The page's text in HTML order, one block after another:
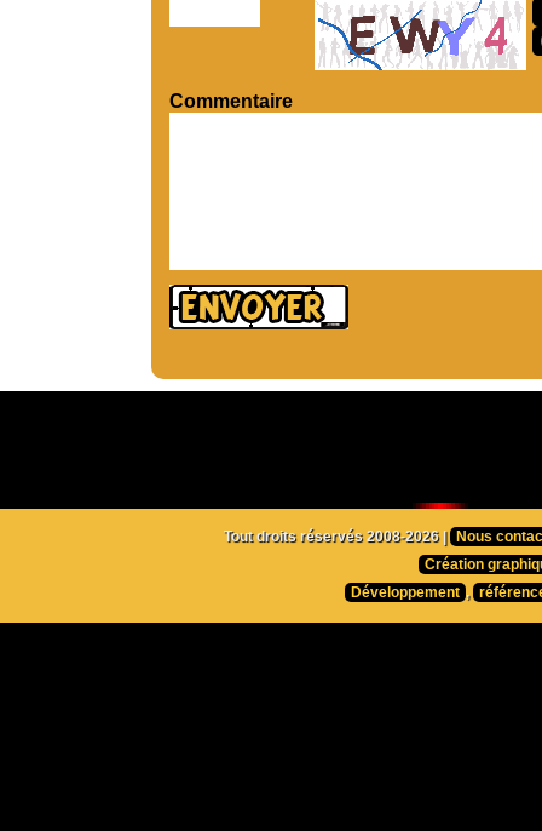
Commentaire
Tout droits réservés 2008-2026 |
Nous
Création
Développement ,